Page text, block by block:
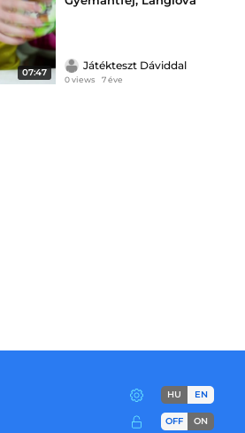
07:47
Játékteszt Dáviddal
0 views 7 éve
HU EN
OFF ON